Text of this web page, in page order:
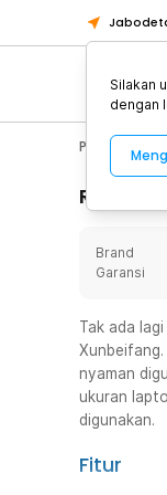
PC & Laptop
Rincian
Brand
Garansi
Tak ada
nyaman
ukuran
digunakan.
Fitur
Silakan
dengan